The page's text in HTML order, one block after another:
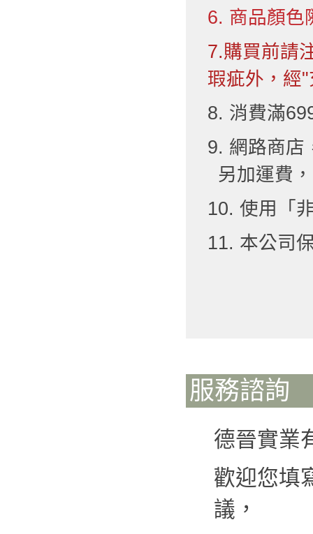
6. 商品顏色
7.購買前請
瑕疵外，經
8. 消費滿
9. 網路商店
另加運費
10. 使用「
11. 本公司
服務諮詢
德晉實業
歡迎您填
議，